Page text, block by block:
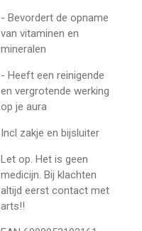
- Bevordert de opname
van vitaminen en
mineralen
- Heeft een reinigende
en vergrotende werking
op je aura
Incl zakje en bijsluiter
Let op. Het is geen
medicijn. Bij klachten
altijd eerst contact met
arts!!